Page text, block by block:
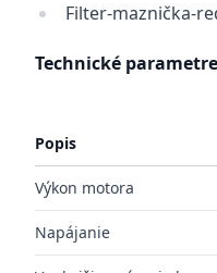
Filter-maznička-
Technické parametre
Popis
Výkon motora
Napájanie